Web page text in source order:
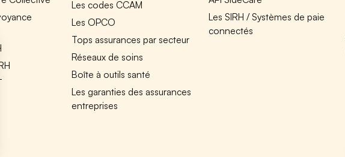
Les codes CCAM
Les OPCO
Tops assurances par secteur
Réseaux de soins
Boîte à outils santé
Les garanties des assurances
entreprises
Les SIRH / Systèmes de paie
connectés